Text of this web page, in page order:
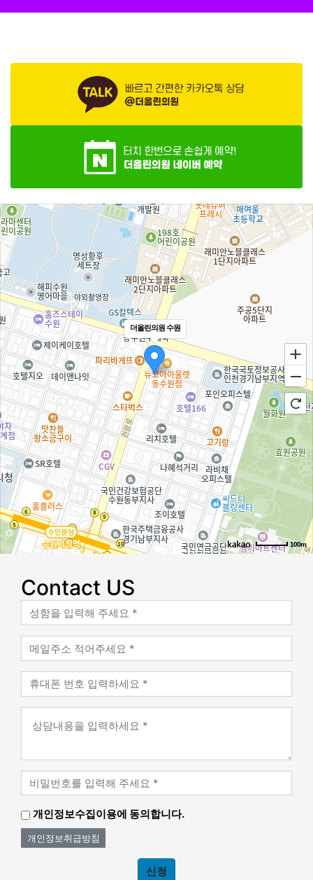
더올린의원 수원
100m
Contact US
개인정보수집이용에 동의합니다.
개인정보취급방침
신청